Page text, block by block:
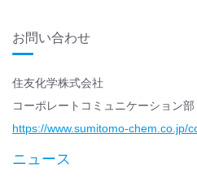
お問い合わせ
住友化学株式会社
コーポレートコミュニケーション部
https://www.sumitomo-chem.co.jp/
ニュース